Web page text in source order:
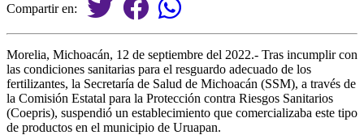
Compartir en:
Morelia, Michoacán, 12 de septiembre del 2022.- Tras incumplir con
las condiciones sanitarias para el resguardo adecuado de los
fertilizantes, la Secretaría de Salud de Michoacán (SSM), a través de
la Comisión Estatal para la Protección contra Riesgos Sanitarios
(Coepris), suspendió un establecimiento que comercializaba este tipo
de productos en el municipio de Uruapan.